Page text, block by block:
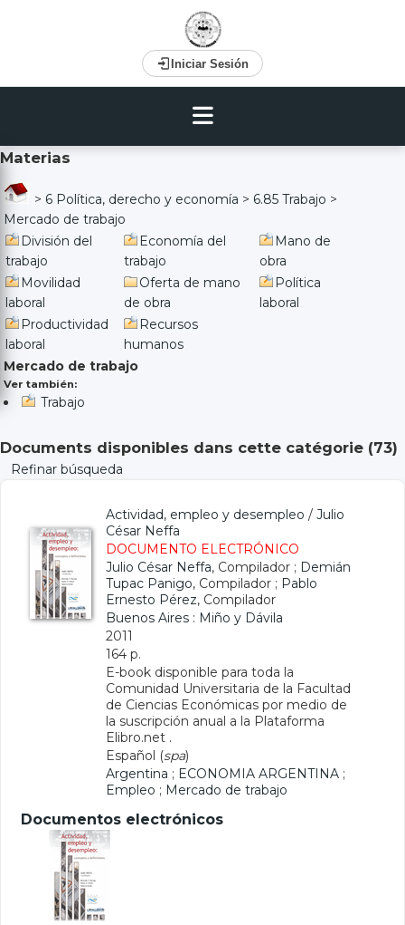
Iniciar Sesión
Materias
> 6 Política, derecho y economía > 6.85 Trabajo >
Mercado de trabajo
División del
trabajo
Economía del
trabajo
Mano de
obra
Movilidad
laboral
Oferta de mano
de obra
Política
laboral
Productividad
laboral
Recursos
humanos
Mercado de trabajo
Ver también:
Trabajo
Documents disponibles dans cette catégorie (73)
Refinar búsqueda
Actividad, empleo y desempleo / Julio
César Neffa
DOCUMENTO ELECTRÓNICO
Julio César Neffa, Compilador ; Demián
Tupac Panigo, Compilador ; Pablo
Ernesto Pérez, Compilador
Buenos Aires : Miño y Dávila
2011
164 p.
E-book disponible para toda la
Comunidad Universitaria de la Facultad
de Ciencias Económicas por medio de
la suscripción anual a la Plataforma
Elibro.net .
Español (spa)
Argentina ; ECONOMIA ARGENTINA ;
Empleo ; Mercado de trabajo
Documentos electrónicos